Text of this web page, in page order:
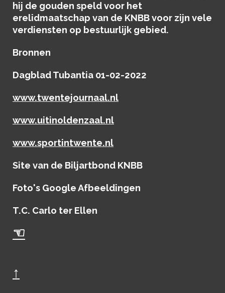
hij de gouden speld voor het
erelidmaatschap van de KNBB voor zijn vele
verdiensten op bestuurlijk gebied.
Bronnen
Dagblad Tubantia 01-02-2022
www.twentejournaal.nl
www.uitinoldenzaal.nl
www.sportintwente.nl
Site van de Biljartbond KNBB
Foto's Google Afbeeldingen
T.C. Carlo ter Ellen
☜
↑